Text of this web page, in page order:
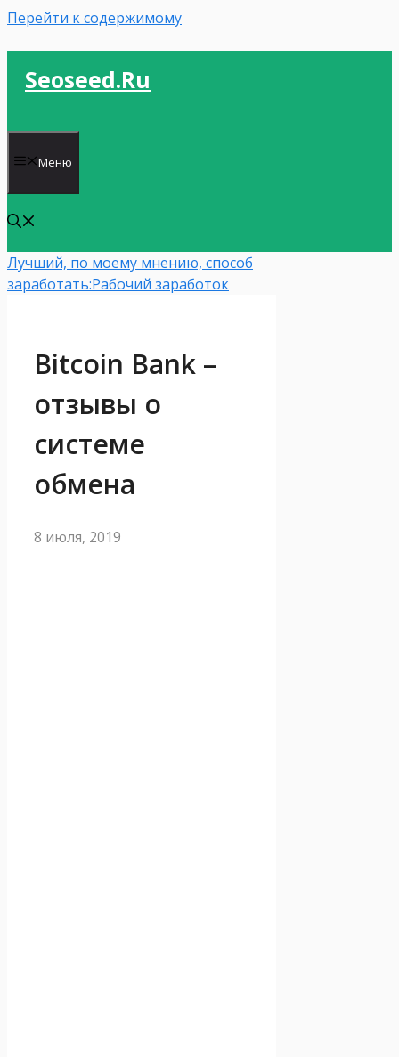
Перейти к содержимому
Seoseed.ru
Меню
Лучший, по моему мнению, способ
заработать:Рабочий заработок
Bitcоin Bank –
отзывы о
системе
обмена
8 июля, 2019